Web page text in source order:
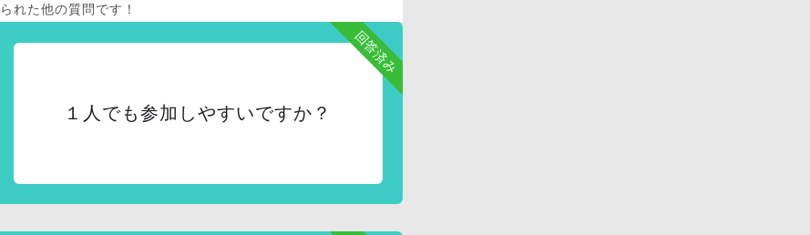
られた他の質問です！
回答済み
１人でも参加しやすいですか？